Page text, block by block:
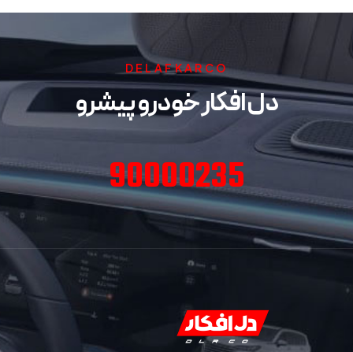
DELAFKARCO
دل افکار خودرو پیشرو
90000235